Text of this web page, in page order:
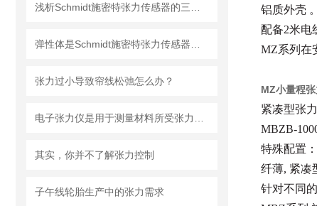
张力过小导致帘线松弛怎么办？
其实，你并不了解张力控制
子午线轮胎生产中的张力需求
铝质外壳 。
配备2米电
MZ系列在
MZ小量程
紧凑型张
MBZB-
特殊配置：
纤薄, 紧凑
针对不同